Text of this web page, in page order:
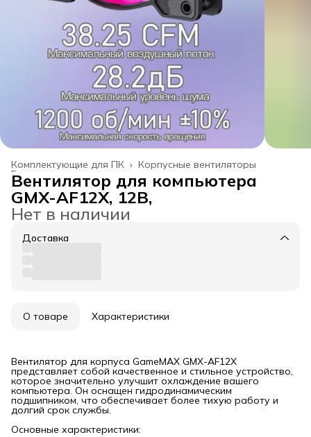
Корпусные вентиляторы
Комплектующие для ПК ›
Главная
Вентилятор для компьютера
GMX-AF12X, 12В,
Нет в наличии
Доставка
О товаре Характеристики
Вентилятор для корпуса GameMAX GMX-AF12X
представляет собой качественное и стильное устройство,
которое значительно улучшит охлаждение вашего
компьютера. Он оснащен гидродинамическим
подшипником, что обеспечивает более тихую работу и
долгий срок службы.
Основные характеристики: